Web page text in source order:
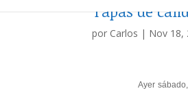
Tapas de
por Carlos | Nov 18,
Ayer sábado, la